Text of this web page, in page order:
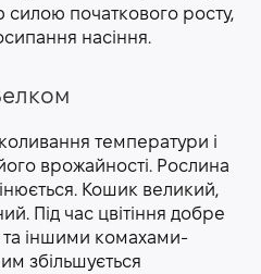
силою початкового росту,
насіння.
температури і
врожайності. Рослина
Кошик великий,
Під час цвітіння добре
іншими комахами-
збільшується